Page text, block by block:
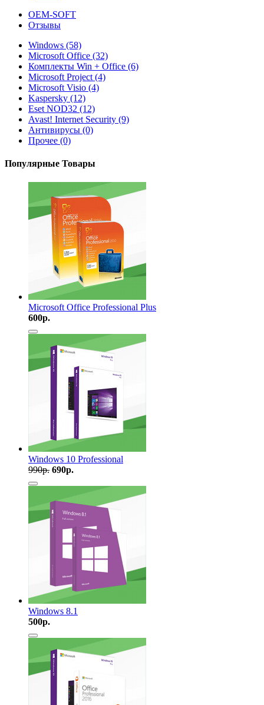
OEM-SOFT
Отзывы
Windows (58)
Microsoft Office (32)
Комплекты Win + Office (6)
Microsoft Project (4)
Microsoft Visio (4)
Kaspersky (12)
Eset NOD32 (12)
Avast! Internet Security (9)
Антивирусы (0)
Прочее (0)
Популярные Товары
Microsoft Office Professional Plus
600р.
Windows 10 Professional
990р. 690р.
Windows 8.1
500р.